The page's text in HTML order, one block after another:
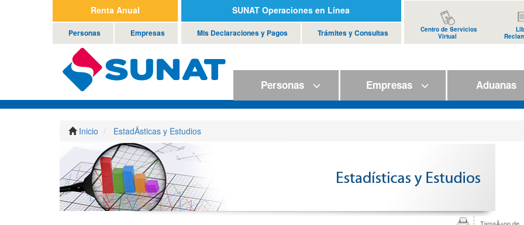
Renta Anual
Personas Empresas
SUNAT Operaciones en Línea
Mis Declaraciones y Pagos Trámites y Consultas
Centro de Servicios
Virtual
Personas Empresas Aduanas
Inicio EstadÃ­sticas y Estudios